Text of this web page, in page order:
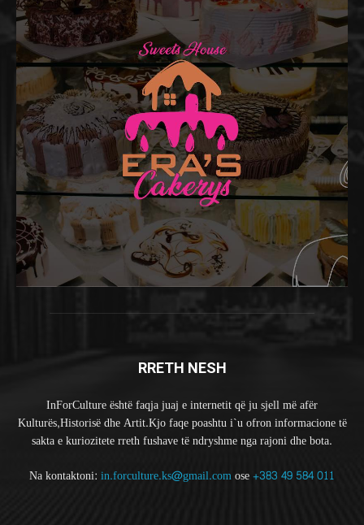
RRETH NESH
InForCulture është faqja juaj e internetit që ju sjell më afër
Kulturës,Historisë dhe Artit.Kjo faqe poashtu i`u ofron informacione të
sakta e kuriozitete rreth fushave të ndryshme nga rajoni dhe bota.
Na kontaktoni: in.forculture.ks@gmail.comose+383 49 584 011